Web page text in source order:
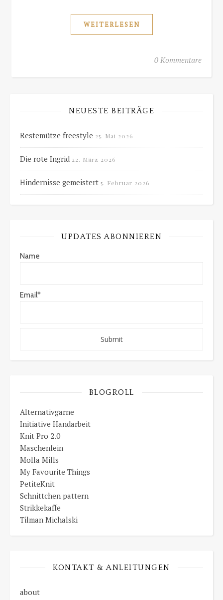
WEITERLESEN
0 Kommentare
NEUESTE BEITRÄGE
Restemütze freestyle 25. Mai 2026
Die rote Ingrid 22. März 2026
Hindernisse gemeistert 5. Februar 2026
UPDATES ABONNIEREN
Name
Email*
BLOGROLL
Alternativgarne
Initiative Handarbeit
Knit Pro 2.0
Maschenfein
Molla Mills
My Favourite Things
PetiteKnit
Schnittchen pattern
Strikkekaffe
Tilman Michalski
KONTAKT & ANLEITUNGEN
about